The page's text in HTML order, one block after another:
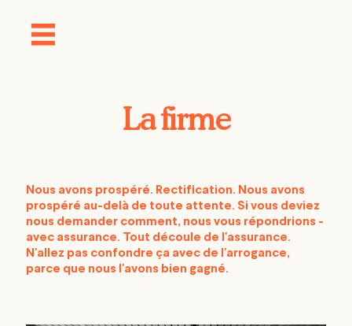
La firme
Nous avons prospéré. Rectification. Nous avons
prospéré au-delà de toute attente. Si vous deviez
nous demander comment, nous vous répondrions -
avec assurance. Tout découle de l'assurance.
N'allez pas confondre ça avec de l'arrogance,
parce que nous l'avons bien gagné.